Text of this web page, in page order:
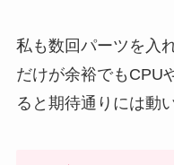
私も数回パーツを入
だけが余裕でもCPU
ると期待通りには動